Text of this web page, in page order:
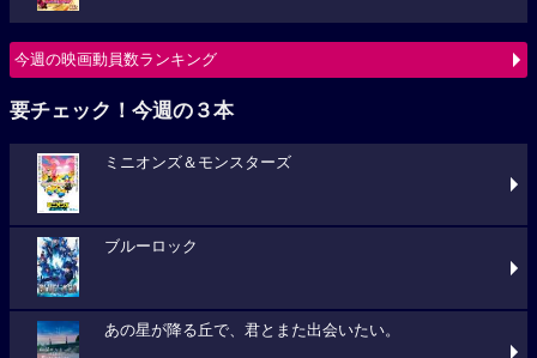
今週の映画動員数ランキング
要チェック！今週の３本
ミニオンズ＆モンスターズ
ブルーロック
あの星が降る丘で、君とまた出会いたい。